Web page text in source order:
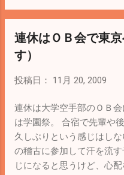
定公開URL
了。ICAL
touchでみ
えず設定し
Contacts）
うかな。
なってき
の祝日」
calendarの
ーブルのオープンとクロ
説明は下記サイトを参考に
ング < 2011/06/23
た DSAS開発者の部屋:5分
チューニング！
連休はＯＢ会で東
す）
投稿日： 11月 20, 2009
連休は大学空手部のＯＢ
は学園祭。 合宿で先輩や
久しぶりという感じはし
の稽古に参加して汗を流
じになると思うけど、心